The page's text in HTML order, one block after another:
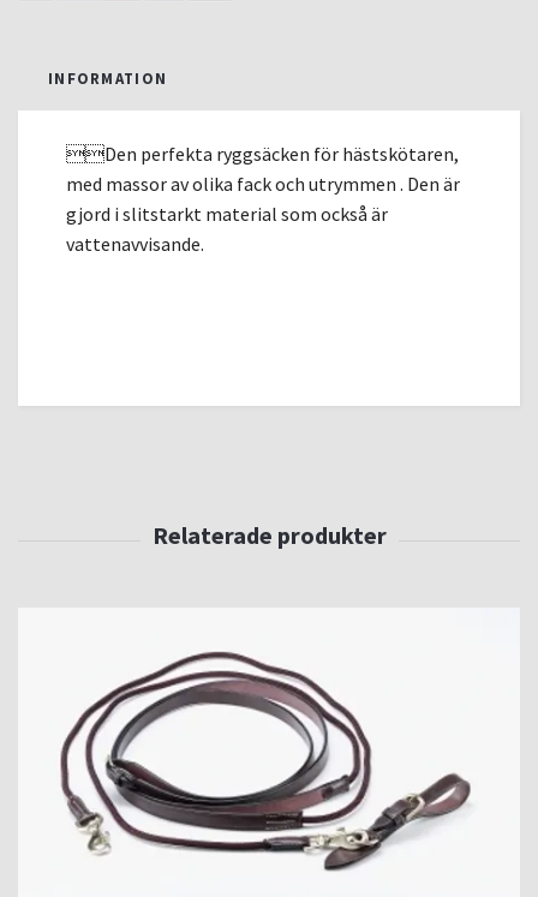
INFORMATION
Den perfekta ryggsäcken för hästskötaren,
med massor av olika fack och utrymmen . Den är
gjord i slitstarkt material som också är
vattenavvisande.